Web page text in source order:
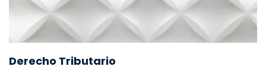
Derecho Tributario